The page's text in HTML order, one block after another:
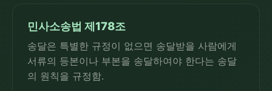
민사소송법 제178조
송달은 특별한 규정이 없으면 송달받을 사람에게
서류의 등본이나 부본을 송달하여야 한다는 송달
의 원칙을 규정함.